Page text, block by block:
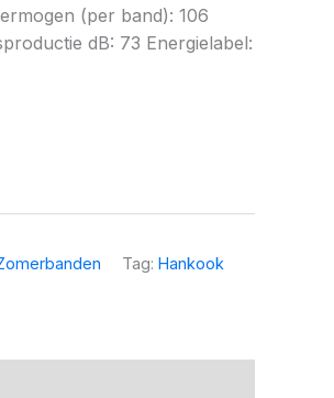
(per band): 106
dB: 73 Energielabel:
Tag: Hankook